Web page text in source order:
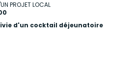
PROJET LOCAL
d'un cocktail déjeunatoire